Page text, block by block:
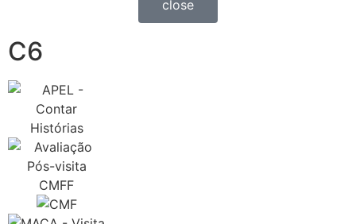
close
C6